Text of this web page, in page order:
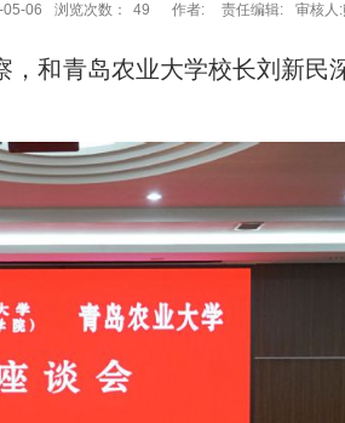
05-06 浏览次数： 49 作者: 责任编辑: 审核人
和青岛农业大学校长刘新